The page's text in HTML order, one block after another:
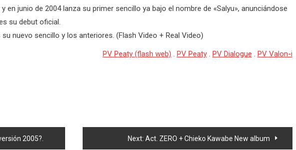
en junio de 2004 lanza su primer sencillo ya bajo el nombre de «Salyu», anunciándose
su debut oficial.
su nuevo sencillo y los anteriores. (Flash Video + Real Video)
PV Peaty (flash web) . PV Peaty. PV Dialogue . PV Valon-i
2005?. Next: Act. ZERO + Chieko Kawabe New album